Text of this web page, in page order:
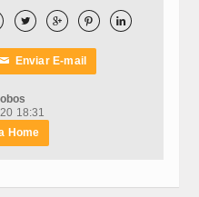
   
✉ Enviar E-mail
18:31
Home